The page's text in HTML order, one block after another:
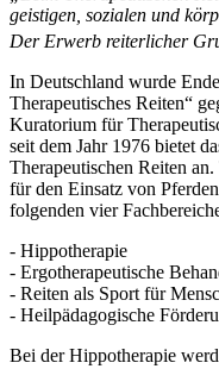
„Beim Therapeutischen
geistigen, sozialen und
Der Erwerb reiterlicher
In Deutschland wurde
Therapeutisches Reiten“
Kuratorium für
seit dem Jahr 1976 bietet
Therapeutischen Reiten
folgenden vier
- Hippotherapie
- Ergotherapeutische
- Heilpädagogische